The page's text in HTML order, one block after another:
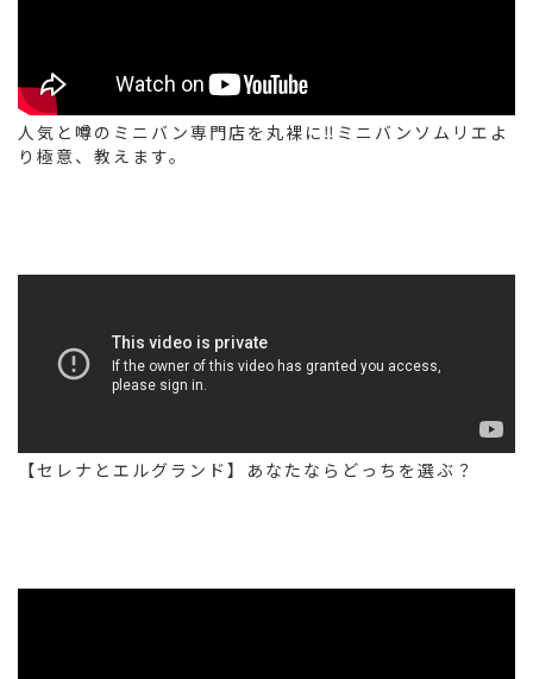
人気と噂のミニバン専門店を丸裸に‼ミニバンソムリエよ
り極意、教えます。
【セレナとエルグランド】あなたならどっちを選ぶ？